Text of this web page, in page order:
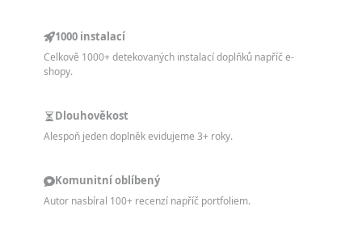
1000 instalací
Celkově 1000+ detekovaných instalací doplňků napříč e-
shopy.
Dlouhověkost
Alespoň jeden doplněk evidujeme 3+ roky.
Komunitní oblíbený
Autor nasbíral 100+ recenzí napříč portfoliem.